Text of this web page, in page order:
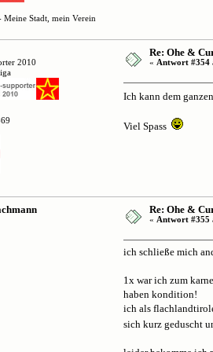
Meine Stadt, mein Verein
2010
Re: Ohe &
« Antwort #354
Ich kann dem
Viel Spass
Re: Ohe &
« Antwort #355
ich schließe mich
1x war ich zum
haben kondition!
ich als
sich kurz geduscht